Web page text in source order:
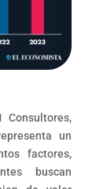
un
factores,
buscan